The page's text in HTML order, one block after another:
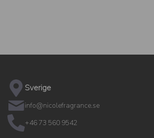
Sverige
info@nicolefragrance.se
+46 73 560 9542